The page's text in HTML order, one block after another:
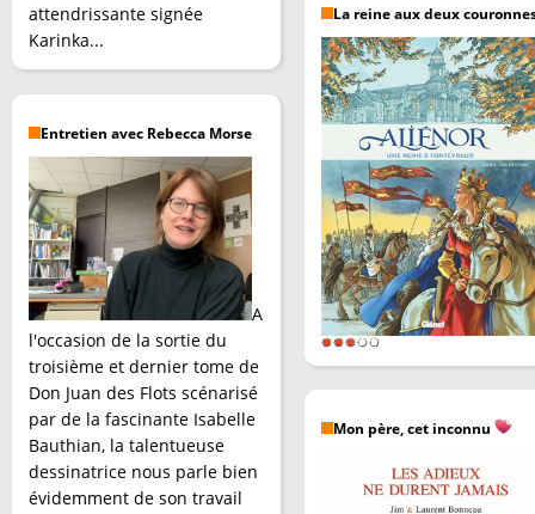
attendrissante signée
Karinka...
Entretien avec Rebecca Morse
A
l'occasion de la sortie du
troisième et dernier tome de
Don Juan des Flots scénarisé
par de la fascinante Isabelle
Bauthian, la talentueuse
dessinatrice nous parle bien
évidemment de son travail
La reine aux deux
Mon père, cet inconnu